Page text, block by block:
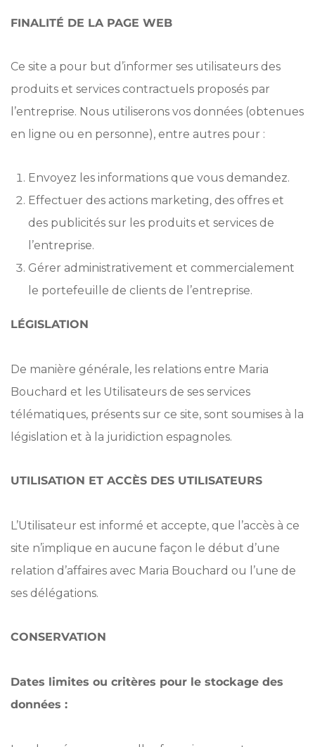
FINALITÉ DE LA PAGE WEB
Ce site a pour but d’informer ses utilisateurs des
produits et services contractuels proposés par
l’entreprise. Nous utiliserons vos données (obtenues
en ligne ou en personne), entre autres pour :
Envoyez les informations que vous demandez.
Effectuer des actions marketing, des offres et
des publicités sur les produits et services de
l’entreprise.
Gérer administrativement et commercialement
le portefeuille de clients de l’entreprise.
LÉGISLATION
De manière générale, les relations entre Maria
Bouchard et les Utilisateurs de ses services
télématiques, présents sur ce site, sont soumises à la
législation et à la juridiction espagnoles.
UTILISATION ET ACCÈS DES UTILISATEURS
L’Utilisateur est informé et accepte, que l’accès à ce
site n’implique en aucune façon le début d’une
relation d’affaires avec Maria Bouchard ou l’une de
ses délégations.
CONSERVATION
Dates limites ou critères pour le stockage des
données :